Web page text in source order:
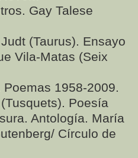
Gay Talese
(Taurus). Ensayo
Vila-Matas (Seix
1958-2009.
Poesía
Antología. María
Círculo de